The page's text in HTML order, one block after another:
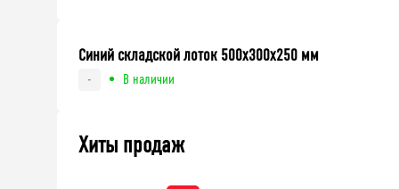
Синий складской лоток 500x300x250 мм
- В наличии
Хиты продаж